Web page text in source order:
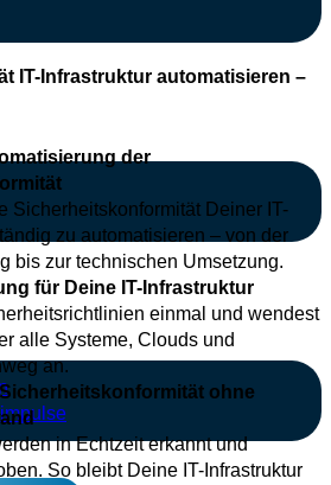
IT-Infrastruktur automatisieren –
der
Sicherheitskonformität Deiner IT-
zu automatisieren – von der
bis zur technischen Umsetzung.
für Deine IT-Infrastruktur
einmal und wendest
alle Systeme, Clouds und
an.
ohne
in Echtzeit erkannt und
So bleibt Deine IT-Infrastruktur